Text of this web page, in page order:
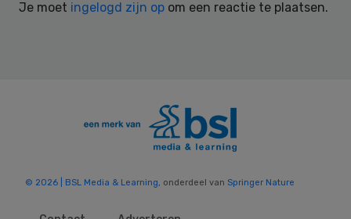
Je moet ingelogd zijn op om een reactie te plaatsen.
© 2026 | BSL Media & Learning , onderdeel van Springer Nature